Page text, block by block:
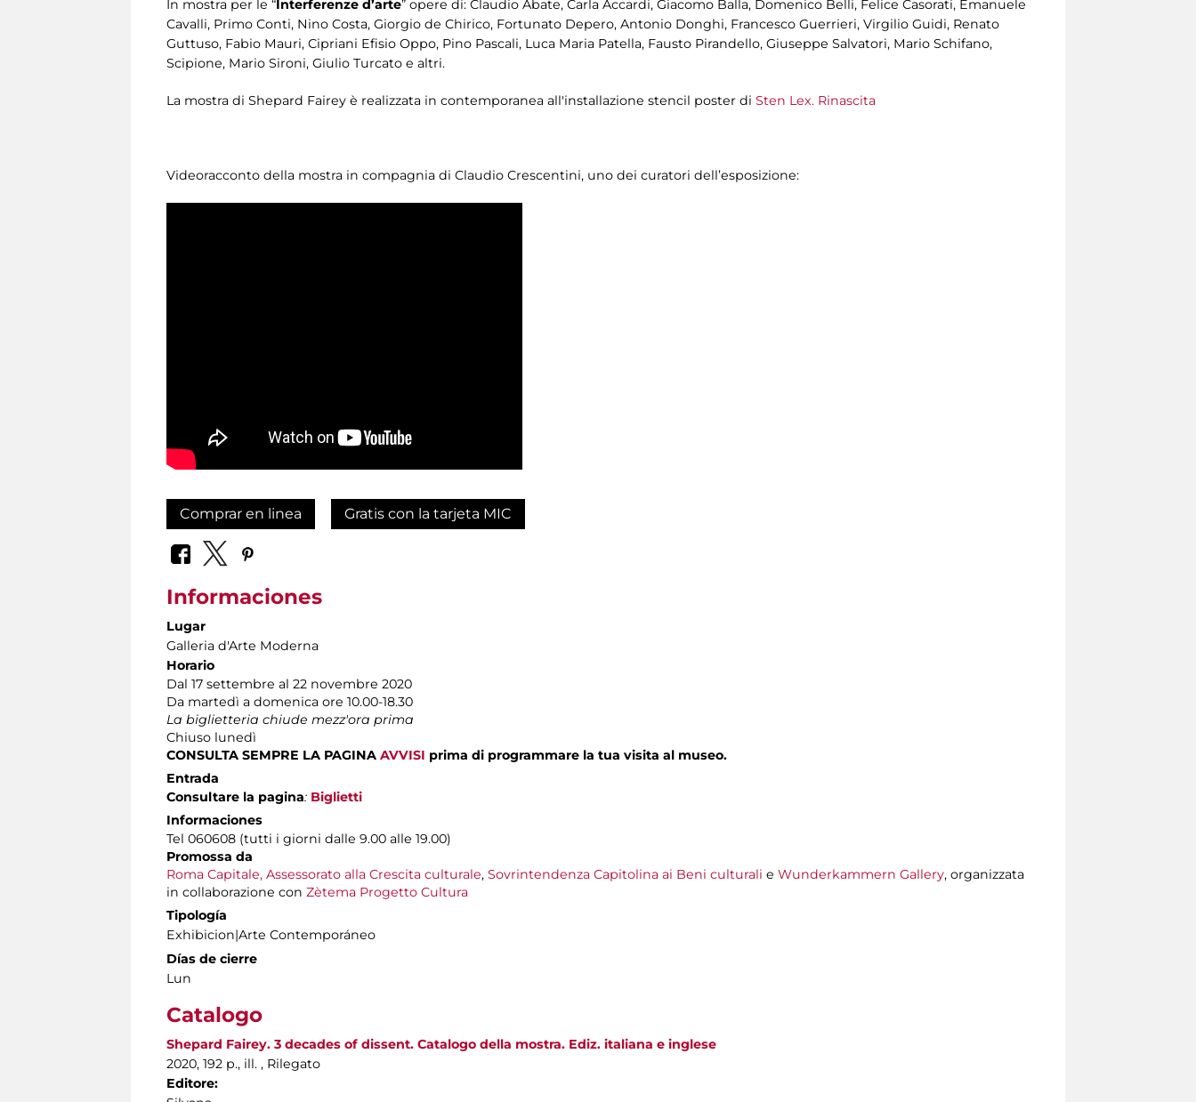
In mostra per le “Interferenze d’arte” opere di: Claudio Abate, Carla Accardi, Giacomo Balla, Domenico Belli, Felice Casorati, Emanuele
Cavalli, Primo Conti, Nino Costa, Giorgio de Chirico, Fortunato Depero, Antonio Donghi, Francesco Guerrieri, Virgilio Guidi, Renato
Guttuso, Fabio Mauri, Cipriani Efisio Oppo, Pino Pascali, Luca Maria Patella, Fausto Pirandello, Giuseppe Salvatori, Mario Schifano,
Scipione, Mario Sironi, Giulio Turcato e altri.
La mostra di Shepard Fairey è realizzata in contemporanea all'installazione stencil poster di Sten Lex. Rinascita
Videoracconto della mostra in compagnia di Claudio Crescentini, uno dei curatori dell’esposizione:
Comprar en linea Gratis con la tarjeta MIC
Informaciones
Lugar
Galleria d'Arte Moderna
Horario
Dal 17 settembre al 22 novembre 2020
Da martedì a domenica ore 10.00-18.30
La biglietteria chiude mezz'ora prima
Chiuso lunedì
CONSULTA SEMPRE LA PAGINA AVVISI prima di programmare la tua visita al museo.
Entrada
Consultare la pagina: Biglietti
Informaciones
Tel 060608 (tutti i giorni dalle 9.00 alle 19.00)
Promossa da
Roma Capitale, Assessorato alla Crescita culturale, Sovrintendenza Capitolina ai Beni culturali e Wunderkammern Gallery, organizzata
in collaborazione con Zètema Progetto Cultura
Tipología
Exhibicion|Arte Contemporáneo
Días de cierre
Lun
Catalogo
Shepard Fairey. 3 decades of dissent. Catalogo della mostra. Ediz. italiana e inglese
2020, 192 p., ill. , Rilegato
Editore: